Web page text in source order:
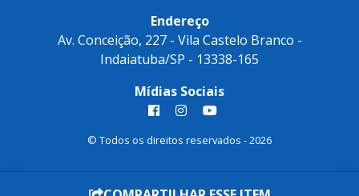
Endereço
Av. Conceição, 227 - Vila Castelo Branco -
Indaiatuba/SP - 13338-165
Mídias Sociais
© Todos os direitos reservados - 2026